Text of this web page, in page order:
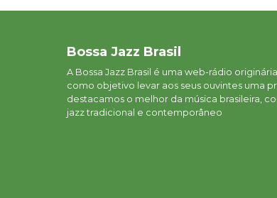
Bossa Jazz Brasil
A Bossa Jazz Brasil é uma web-rádio
como objetivo levar aos seus ouvintes uma
destacamos o melhor da música brasileira,
jazz tradicional e contemporâneo